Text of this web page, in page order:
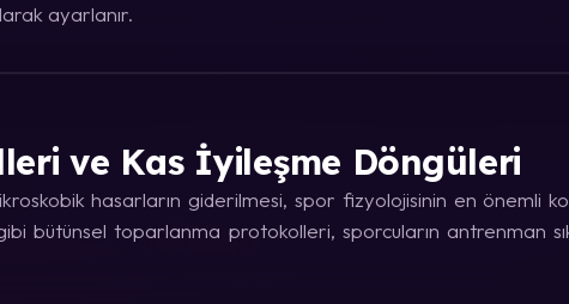
ayarlanır.
ve Kas İyileşme Döngüleri
hasarların giderilmesi, spor fizyolojisinin en önemli
toparlanma protokolleri, sporcuların antrenman